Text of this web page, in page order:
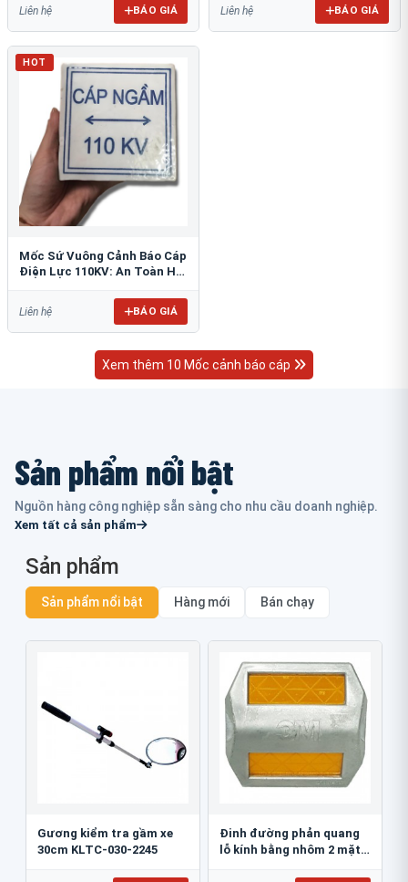
Liên hệ BÁO GIÁ Liên hệ BÁO GIÁ
HOT
Mốc Sứ Vuông Cảnh Báo Cáp
Điện Lực 110KV: An Toàn Hệ
Liên hệ BÁO GIÁ
Xem thêm 10 Mốc cảnh báo cáp
Sản phẩm nổi bật
Nguồn hàng công nghiệp sẵn sàng cho nhu cầu doanh nghiệp.
Xem tất cả sản phẩm
Sản phẩm
Sản phẩm nổi bật Hàng mới Bán chạy
Gương kiểm tra gầm xe
30cm KLTC-030-2245
Đinh đường phản quang
lỗ kính bằng nhôm 2 mặt